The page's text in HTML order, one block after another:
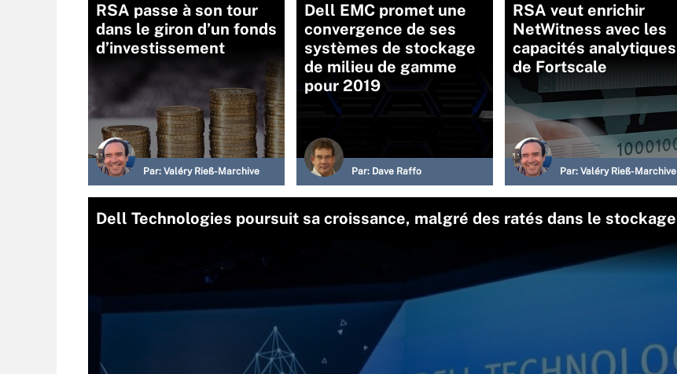
RSA passe à son tour
dans le giron d’un fonds
d’investissement
Par: Valéry Rieß-Marchive
Dell EMC promet une
convergence de ses
systèmes de stockage
de milieu de gamme
pour 2019
Par: Dave Raffo
RSA veut enrichir
NetWitness avec les
capacités analytiques
de Fortscale
Par: Valéry Rieß-Marchive
Dell Technologies poursuit sa croissance, malgré des ratés dans le stockage